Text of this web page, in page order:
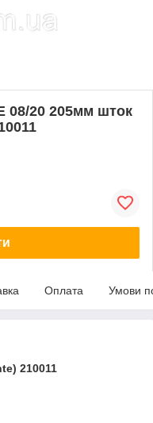
08/20 205мм шток
Оплата Умови
210011